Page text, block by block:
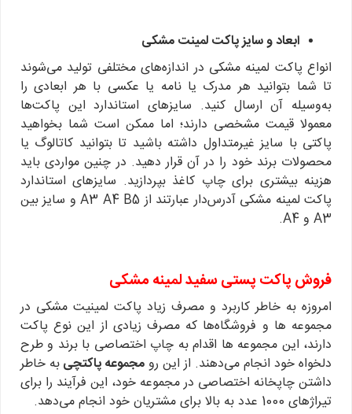
ابعاد و سایز پاکت لمینت مشکی
انواع پاکت لمینه مشکی در اندازه‌های مختلفی تولید می‌شوند
تا شما بتوانید هر مدرک یا نامه یا عکسی با هر ابعادی را
به‌وسیله آن ارسال کنید. سایزهای استاندارد این پاکت‌ها
معمولا قیمت مشخصی دارند؛ اما ممکن است شما بخواهید
پاکتی با سایز غیرمتداول داشته باشید تا بتوانید کاتالوگ یا
محصولات برند خود را در آن قرار دهید. در چنین مواردی باید
هزینه بیشتری برای چاپ کاغذ بپردازید. سایزهای استاندارد
پاکت لمینه مشکی آدرس‌دار عبارتند از A3 A4 B5 و سایز بین
A3 و A4.
فروش پاکت پستی سفید لمینه مشکی
امروزه به خاطر کاربرد و مصرف زیاد پاکت لمینیت مشکی در
مجموعه ها و فروشگاه‌ها که مصرف زیادی از این نوع پاکت
دارند، این مجموعه ها اقدام به چاپ اختصاصی با برند و طرح
دلخواه خود انجام می‌دهند. از این رومجموعه پاکتچیبه خاطر
داشتن چاپخانه اختصاصی در مجموعه خود، این فرآیند را برای
تیراژهای 1000 عدد به بالا برای مشتریان خود انجام می‌دهد.